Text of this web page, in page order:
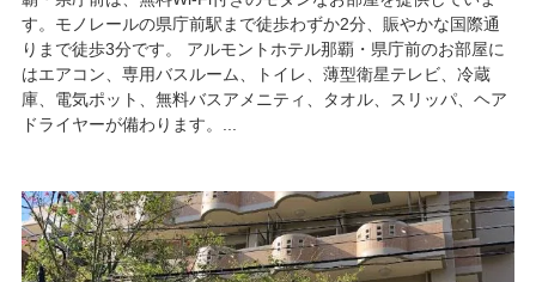
す。モノレールの県庁前駅まで徒歩わずか2分、賑やかな国際通
りまで徒歩3分です。 アルモントホテル那覇・県庁前のお部屋に
はエアコン、専用バスルーム、トイレ、薄型衛星テレビ、冷蔵
庫、電気ポット、無料バスアメニティ、タオル、スリッパ、ヘア
ドライヤーが備わります。...